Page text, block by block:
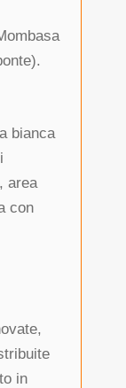
bianca
area
con
in